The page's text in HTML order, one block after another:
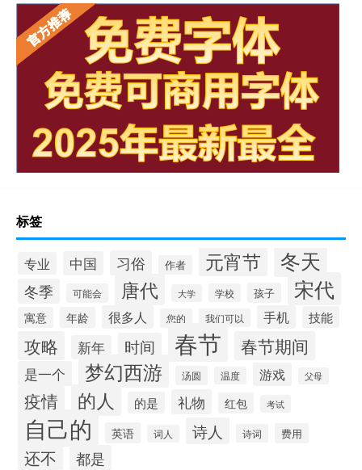
标签
专业 中国 习俗 作者 元宵节 冬天
冬季 可能会 唐代 大学 学校 孩子 宋代
寓意 年龄 很多人 您的 我们可以 手机 技能
攻略 新年 时间 春节 春节期间
是一个 梦幻西游 汤圆 温度 游戏 父母
疫情 的人 的是 礼物 红包 考试
自己的 英语 词人 诗人 诗词 费用
还不 都是